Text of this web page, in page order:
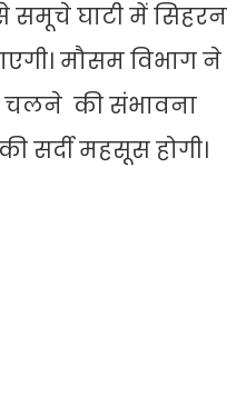
घाटी में सिहरन
मौसम विभाग ने
चलने की संभावना
सर्दी महसूस होगी।